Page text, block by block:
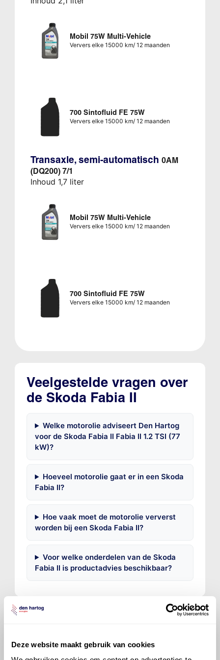
Deze website maakt gebruik van cookies
Mobil 75W Multi-Vehicle
Ververs elke 15000 km/ 12 maanden
700 Sintofluid FE 75W
Ververs elke 15000 km/ 12 maanden
Transaxle, semi-automatisch 0AM
(DQ200) 7/1
Inhoud 1,7 liter
Mobil 75W Multi-Vehicle
Ververs elke 15000 km/ 12 maanden
700 Sintofluid FE 75W
Ververs elke 15000 km/ 12 maanden
Veelgestelde vragen over
de Skoda Fabia II
Welke motorolie adviseert Den Hartog
voor de Skoda Fabia II Fabia II 1.2 TSI (77
kW)?
Hoeveel motorolie gaat er in een Skoda
Fabia II?
Hoe vaak moet de motorolie ververst
worden bij een Skoda Fabia II?
Voor welke onderdelen van de Skoda
Fabia II is productadvies beschikbaar?
©OlyslagerAlle rechten voorbehouden. Deze